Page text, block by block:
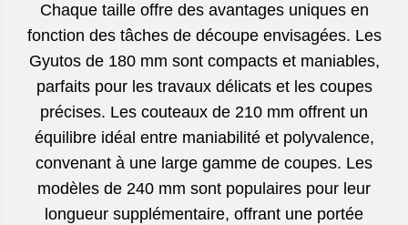
Chaque taille offre des avantages uniques en
fonction des tâches de découpe envisagées. Les
Gyutos de 180 mm sont compacts et maniables,
parfaits pour les travaux délicats et les coupes
précises. Les couteaux de 210 mm offrent un
équilibre idéal entre maniabilité et polyvalence,
convenant à une large gamme de coupes. Les
modèles de 240 mm sont populaires pour leur
longueur supplémentaire, offrant une portée